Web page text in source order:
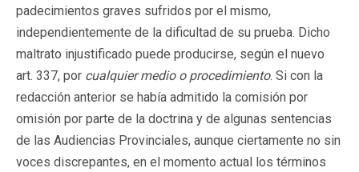
padecimientos graves sufridos por el mismo,
independientemente de la dificultad de su prueba. Dicho
maltrato injustificado puede producirse, según el nuevo
art. 337, por cualquier medio o procedimiento. Si con la
redacción anterior se había admitido la comisión por
omisión por parte de la doctrina y de algunas sentencias
de las Audiencias Provinciales, aunque ciertamente no sin
voces discrepantes, en el momento actual los términos